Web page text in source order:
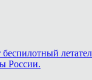
России.